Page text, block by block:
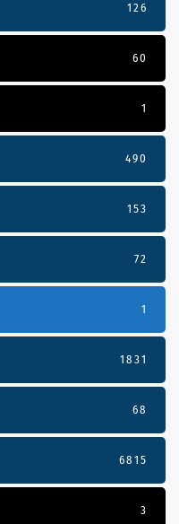
126
60
1
490
153
72
1
1831
68
6815
3